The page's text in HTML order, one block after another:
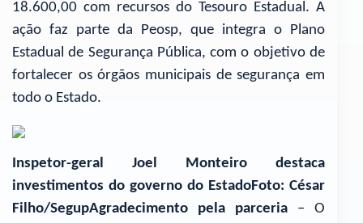
18.600,00 com recursos do Tesouro Estadual. A
ação faz parte da Peosp, que integra o Plano
Estadual de Segurança Pública, com o objetivo de
fortalecer os órgãos municipais de segurança em
todo o Estado.
Inspetor-geral Joel Monteiro destaca
investimentos do governo do EstadoFoto: César
Filho/SegupAgradecimento pela parceria – O